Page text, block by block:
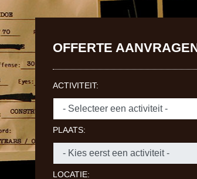
OFFERTE
ACTIVITEIT:
PLAATS:
LOCATIE: